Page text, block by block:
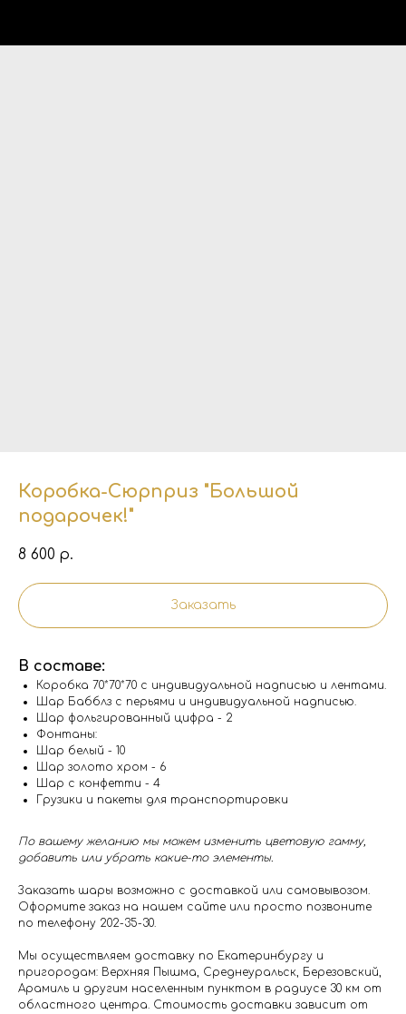
Коробка-Сюрприз "Большой
подарочек!"
8 600 р.
Заказать
В составе:
Коробка 70*70*70 с индивидуальной надписью и лентами.
Шар Бабблз с перьями и индивидуальной надписью.
Шар фольгированный цифра - 2
Фонтаны:
Шар белый - 10
Шар золото хром - 6
Шар с конфетти - 4
Грузики и пакеты для транспортировки
По вашему желанию мы можем изменить цветовую гамму,
добавить или убрать какие-то элементы.
Заказать шары возможно с доставкой или самовывозом.
Оформите заказ на нашем сайте или просто позвоните
по телефону 202-35-30.
Мы осуществляем доставку по Екатеринбургу и
пригородам: Верхняя Пышма, Среднеуральск, Березовский,
Арамиль и другим населенным пунктом в радиусе 30 км от
областного центра. Стоимость доставки зависит от